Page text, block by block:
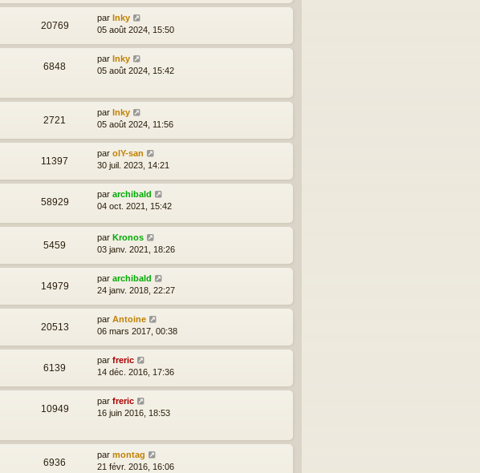
20769
par Inky
05 août 2024, 15:50
6848
par Inky
05 août 2024, 15:42
2721
par Inky
05 août 2024, 11:56
11397
par olY-san
30 juil. 2023, 14:21
58929
par archibald
04 oct. 2021, 15:42
5459
par Kronos
03 janv. 2021, 18:26
14979
par archibald
24 janv. 2018, 22:27
20513
par Antoine
06 mars 2017, 00:38
6139
par freric
14 déc. 2016, 17:36
10949
par freric
16 juin 2016, 18:53
6936
par montag
21 févr. 2016, 16:06